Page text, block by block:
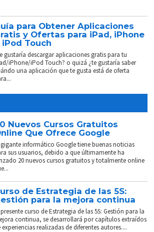
para Obtener Aplicaciones
y Ofertas para iPad, iPhone
iPod Touch
gustaría descargar aplicaciones gratis para tu
iPhone/iPod Touch? o quizá ¿te gustaría saber
una aplicación que te gusta está de oferta
Nuevos Cursos Gratuitos
Que Ofrece Google
gigante informático Google tiene buenas noticias
sus usuarios, debido a que últimamente ha
20 nuevos cursos gratuitos y totalmente online
de Estrategia de las 5S:
para la mejora continua
curso de Estrategia de las 5S: Gestión para la
continua, se desarrollará por capítulos extraídos
experiencias realizadas de diferentes autores....